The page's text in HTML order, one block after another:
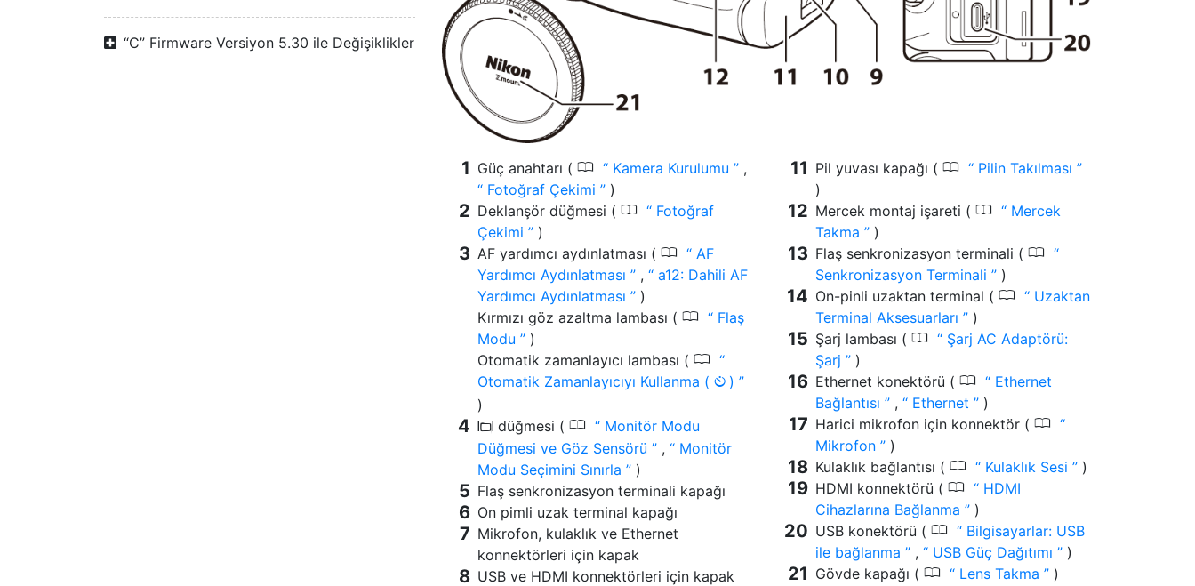
“C” Firmware Versiyon 5.30 ile Değişiklikler
Güç anahtarı ( 0 Kamera Kurulumu
,
Fotoğraf Çekimi
)
Deklanşör düğmesi ( 0
Fotoğraf
Çekimi
)
AF yardımcı aydınlatması ( 0
AF
Yardımcı Aydınlatması
,
a12: Dahili AF
Yardımcı Aydınlatması
)
Kırmızı göz azaltma lambası ( 0
Flaş
Modu
)
Otomatik zamanlayıcı lambası ( 0
Otomatik Zamanlayıcıyı Kullanma ( E )
)
M düğmesi ( 0
Monitör Modu
Düğmesi ve Göz Sensörü
,
Monitör
Modu Seçimini Sınırla
)
Flaş senkronizasyon terminali kapağı
On pimli uzak terminal kapağı
Mikrofon, kulaklık ve Ethernet
konnektörleri için kapak
USB ve HDMI konnektörleri için kapak
Pil yuvası kapağı ( 0
Pilin Takılması
)
Mercek montaj işareti ( 0
Mercek
Takma
)
Flaş senkronizasyon terminali ( 0
Senkronizasyon Terminali
)
On-pinli uzaktan terminal ( 0
Uzaktan
Terminal Aksesuarları
)
Şarj lambası ( 0
Şarj AC Adaptörü:
Şarj
)
Ethernet konektörü ( 0
Ethernet
Bağlantısı
, Ethernet
)
Harici mikrofon için konnektör ( 0
Mikrofon
)
Kulaklık bağlantısı ( 0 Kulaklık Sesi
)
HDMI konnektörü ( 0
HDMI
Cihazlarına Bağlanma
)
USB konektörü ( 0
Bilgisayarlar: USB
ile bağlanma
, USB Güç Dağıtımı
)
Gövde kapağı ( 0 Lens Takma )